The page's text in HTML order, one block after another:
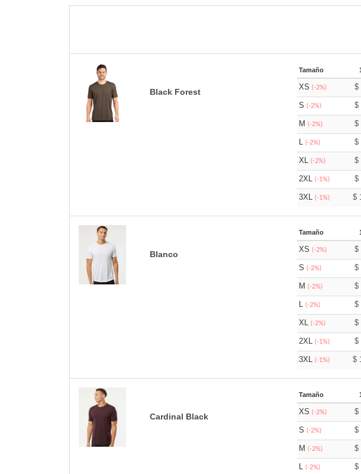
Black Forest
Tamaño
XS(-2%) $
S(-2%) $
M(-2%) $
L(-2%) $
XL(-2%) $
2XL(-1%) $
3XL(-1%) $
Blanco
Tamaño
XS(-2%) $
S(-2%) $
M(-2%) $
L(-2%) $
XL(-2%) $
2XL(-1%) $
3XL(-1%) $
Cardinal Black
Tamaño
XS(-2%) $
S(-2%) $
M(-2%) $
L(-2%) $